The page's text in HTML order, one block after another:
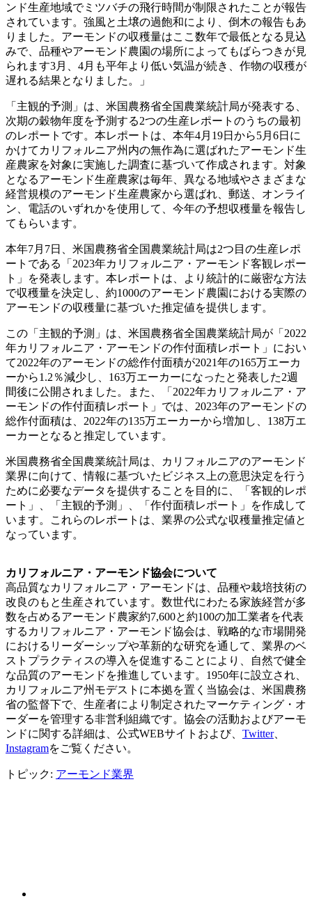
ンド生産地域でミツバチの飛行時間が制限されたことが報告
されています。強風と土壌の過飽和により、倒木の報告もあ
りました。アーモンドの収穫量はここ数年で最低となる見込
みで、品種やアーモンド農園の場所によってもばらつきが見
られます3月、4月も平年より低い気温が続き、作物の収穫が
遅れる結果となりました。」
「主観的予測」は、米国農務省全国農業統計局が発表する、
次期の穀物年度を予測する2つの生産レポートのうちの最初
のレポートです。本レポートは、本年4月19日から5月6日に
かけてカリフォルニア州内の無作為に選ばれたアーモンド生
産農家を対象に実施した調査に基づいて作成されます。対象
となるアーモンド生産農家は毎年、異なる地域やさまざまな
経営規模のアーモンド生産農家から選ばれ、郵送、オンライ
ン、電話のいずれかを使用して、今年の予想収穫量を報告し
てもらいます。
本年7月7日、米国農務省全国農業統計局は2つ目の生産レポ
ートである「2023年カリフォルニア・アーモンド客観レポー
ト」を発表します。本レポートは、より統計的に厳密な方法
で収穫量を決定し、約1000のアーモンド農園における実際の
アーモンドの収穫量に基づいた推定値を提供します。
この「主観的予測」は、米国農務省全国農業統計局が「2022
年カリフォルニア・アーモンドの作付面積レポート」におい
て2022年のアーモンドの総作付面積が2021年の165万エーカ
ーから1.2％減少し、163万エーカーになったと発表した2週
間後に公開されました。また、「2022年カリフォルニア・ア
ーモンドの作付面積レポート」では、2023年のアーモンドの
総作付面積は、2022年の135万エーカーから増加し、138万エ
ーカーとなると推定しています。
米国農務省全国農業統計局は、カリフォルニアのアーモンド
業界に向けて、情報に基づいたビジネス上の意思決定を行う
ために必要なデータを提供することを目的に、「客観的レポ
ート」、「主観的予測」、「作付面積レポート」を作成して
います。これらのレポートは、業界の公式な収穫量推定値と
なっています。
カリフォルニア・アーモンド協会について
高品質なカリフォルニア・アーモンドは、品種や栽培技術の
改良のもと生産されています。数世代にわたる家族経営が多
数を占めるアーモンド農家約7,600と約100の加工業者を代表
するカリフォルニア・アーモンド協会は、戦略的な市場開発
におけるリーダーシップや革新的な研究を通して、業界のベ
ストプラクティスの導入を促進することにより、自然で健全
な品質のアーモンドを推進しています。1950年に設立され、
カリフォルニア州モデストに本拠を置く当協会は、米国農務
省の監督下で、生産者により制定されたマーケティング・オ
ーダーを管理する非営利組織です。協会の活動およびアーモ
ンドに関する詳細は、公式WEBサイトおよび、 Twitter、
Instagramをご覧ください。
トピック: アーモンド業界